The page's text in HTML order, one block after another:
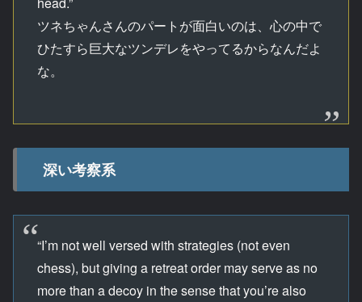
ツネちゃんさんのパートが面白いのは、心の中で
ひたすら巨大なツンデレをやってるからなんだよ
な。
深い考察系
“I’m not well versed with strategies (not even
chess), but giving a retreat order may serve as no
more than a decoy in the sense that you’re also